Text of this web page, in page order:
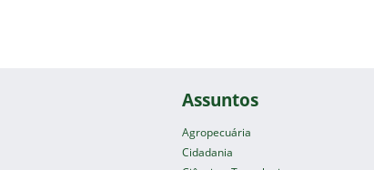
Assuntos
Agropecuária
Cidadania